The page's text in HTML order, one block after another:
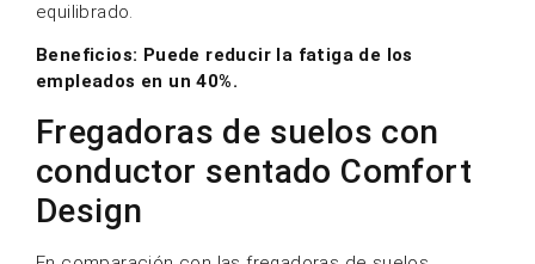
equilibrado.
Beneficios: Puede reducir la fatiga de los
empleados en un 40%.
Fregadoras de suelos con
conductor sentado Comfort
Design